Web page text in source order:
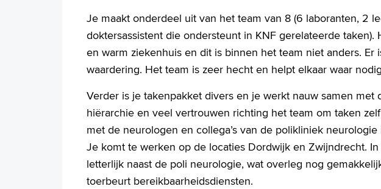
Je maakt onderdeel uit van het team van 8 (6 laboranten, 2
doktersassistent die ondersteunt in KNF gerelateerde
en warm ziekenhuis en dit is binnen het team niet anders. Er
waardering. Het team is zeer hecht en helpt elkaar waar
Verder is je takenpakket divers en je werkt nauw samen met
hiërarchie en veel vertrouwen richting het team om taken
met de neurologen en collega’s van de polikliniek
Je komt te werken op de locaties Dordwijk en Zwijndrecht.
letterlijk naast de poli neurologie, wat overleg nog
toerbeurt bereikbaarheidsdiensten.